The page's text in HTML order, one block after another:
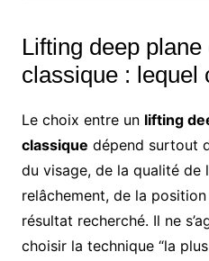
Lifting deep plane
classique : lequel
Le choix entre un lifting
classique dépend surtout
du visage, de la qualité de
relâchement, de la
résultat recherché. Il ne
choisir la technique “la